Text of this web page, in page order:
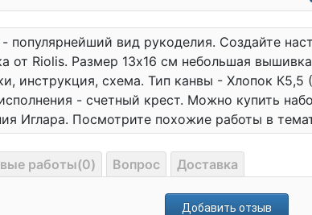
популярнейший вид рукоделия. Создайте
от Riolis. Размер 13x16 см небольшая
инструкция, схема. Тип канвы - Хлопок
- счетный крест. Можно купить
Иглара. Посмотрите похожие работы в
работы(0) Вопрос Доставка
Добавить отзыв